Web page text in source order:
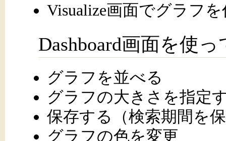
Visualize画面でグラフ
Dashboard画面を使
グラフを並べる
グラフの大きさを指定
保存する（検索期間を
グラフの色を変更